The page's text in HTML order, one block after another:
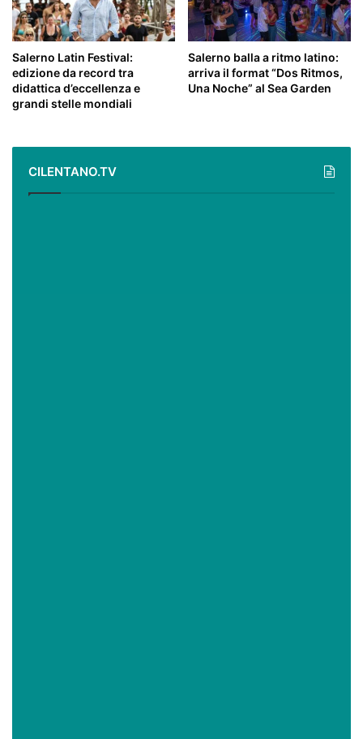
Salerno Latin Festival:
edizione da record tra
didattica d’eccellenza e
grandi stelle mondiali
Salerno balla a ritmo latino:
arriva il format “Dos Ritmos,
Una Noche” al Sea Garden
CILENTANO.TV